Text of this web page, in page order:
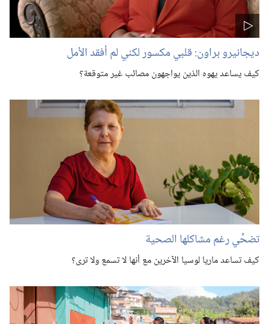
ديجانيرو براون:‏ قلبي مكسور لكني لم أفقد الأمل
كيف يساعد يهوه الذين يواجهون مصائب غير متوقعة؟‏
تضحِّي رغم مشاكلها الصحية
كيف تساعد ماريا لوسيا الآخرين مع أنها لا تسمع ولا ترى؟‏